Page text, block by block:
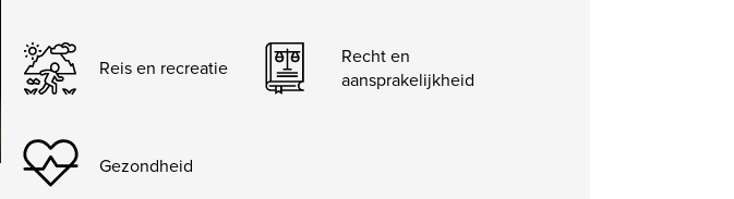
Reis en recreatie
Recht en
aansprakelijkheid
Gezondheid